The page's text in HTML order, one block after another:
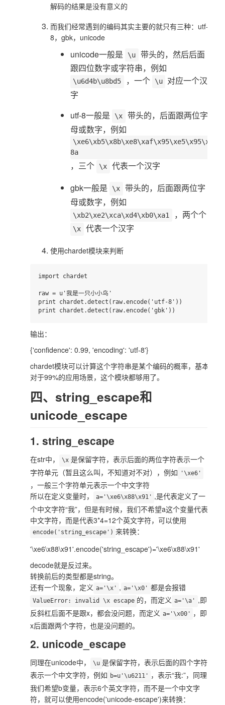
解码的结果是没有意义的
而我们经常遇到的编码其实主要的就只有三种：utf-
8，gbk，unicode
unicode一般是 \u
带头的，然后后面
跟四位数字或字符串，例如
\u6d4b\u8bd5 ，一个 \u
对应一个汉
字
utf-8一般是
\x
带头的，后面跟两位字
母或数字，例如
\xe6\xb5\x8b\xe8\xaf\x95\xe5\x95\x
8a
，三个 \x
代表一个汉字
gbk一般是
\x
带头的，后面跟两位字
母或数字，例如
\xb2\xe2\xca\xd4\xb0\xa1 ，两个个
\x 代表一个汉字
使用chardet模块来判断
import chardet
raw = u'我是一只小小鸟'
print chardet.detect(raw.encode('utf-8'))
输出：
{'confidence': 0.99, 'encoding': 'utf-8'}
chardet模块可以计算这个字符串是某个编码的概率，基本
对于99%的应用场景，这个模块都够用了。
四、string_escape和
unicode_escape
1. string_escape
在str中， \x 是保留字符，表示后面的两位字符表示一个
字符单元（暂且这么叫，不知道对不对），例如
'\xe6'
，一般三个字符单元表示一个中文字符
所以在定义变量时，
a='\xe6\x88\x91' ,是代表定义了一
个中文字符“我”，但是有时候，我们不希望a这个变量代表
中文字符，而是代表3*4=12个英文字符，可以使用
encode('string_escape') 来转换：
'\xe6\x88\x91'.encode('string_escape')='\xe6\x88\x91'
decode就是反过来。
转换前后的类型都是string。
还有一个现象，定义 a='\x' , a='\x0' 都是会报错
ValueError: invalid \x escape 的，而定义 a='\a'
,即
反斜杠后面不是跟x，都会没问题，而定义 a='\x00'
，即
x后面跟两个字符，也是没问题的。
2. unicode_escape
同理在unicode中， \u 是保留字符，表示后面的四个字符
表示一个中文字符，例如 b=u'\u6211'
，表示“我:”，同理
我们希望b变量，表示6个英文字符，而不是一个中文字
符，就可以使用encode('unicode-escape')来转换：